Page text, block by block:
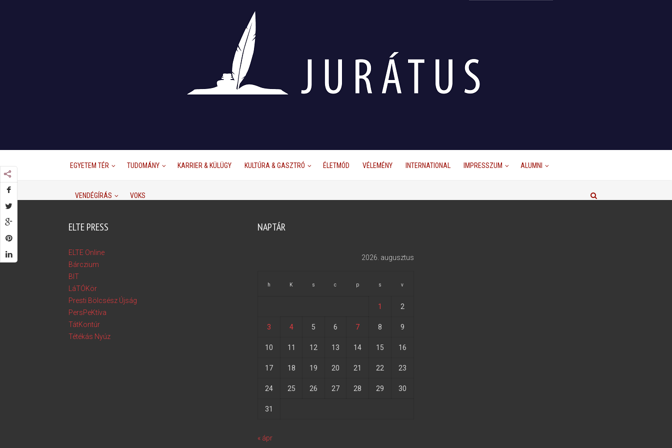
EGYETEM TÉR TUDOMÁNY KARRIER & KÜLÜGY KULTÚRA & GASZTRÓ ÉLETMÓD VÉLEMÉNY INTERNATIONAL IMPRESSZUM ALUMNI
VENDÉGÍRÁS VOKS
ELTE PRESS
ELTE Online
Bárczium
BIT
LáTÓKör
Presti Bölcsész Újság
PersPeKtíva
TátKontúr
Tétékás Nyúz
NAPTÁR
2026. augusztus
h K s c p s v
1 2
3 4 5 6 7 8 9
10 11 12 13 14 15 16
17 18 19 20 21 22 23
24 25 26 27 28 29 30
31
« ápr